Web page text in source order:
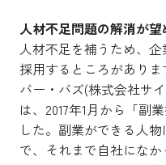
人材不足問題の解消が望
人材不足を補うため、
採用するところがあり
バー・バズ(株式会社サ
は、2017年1月から「副
した。副業ができる人
で、それまで自社にな